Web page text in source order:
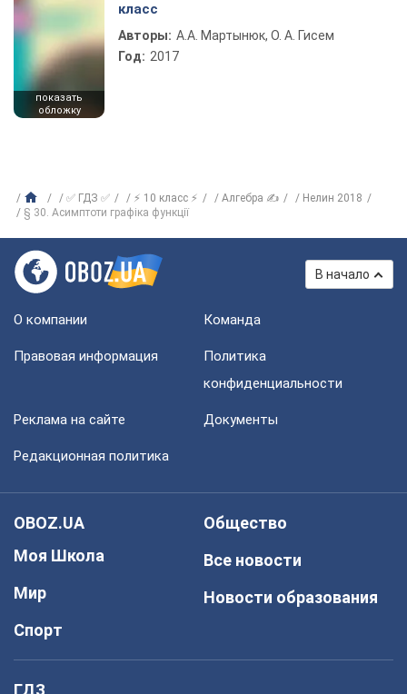
показать
обложку
класс
Авторы: А.А. Мартынюк, О. А. Гисем
Год: 2017
✅ ГДЗ ✅ ⚡ 10 класс ⚡ Алгебра ✍
Нелин 2018
§ 30. Асимптоти графіка функції
В начало
О компании Команда
Правовая информация
Политика
конфиденциальности
Реклама на сайте Документы
Редакционная политика
OBOZ.UA
Моя Школа
Мир
Спорт
Общество
Все новости
Новости образования
ГДЗ